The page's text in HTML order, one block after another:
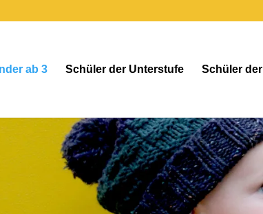
ab 3 Schüler der Unterstufe Schüler